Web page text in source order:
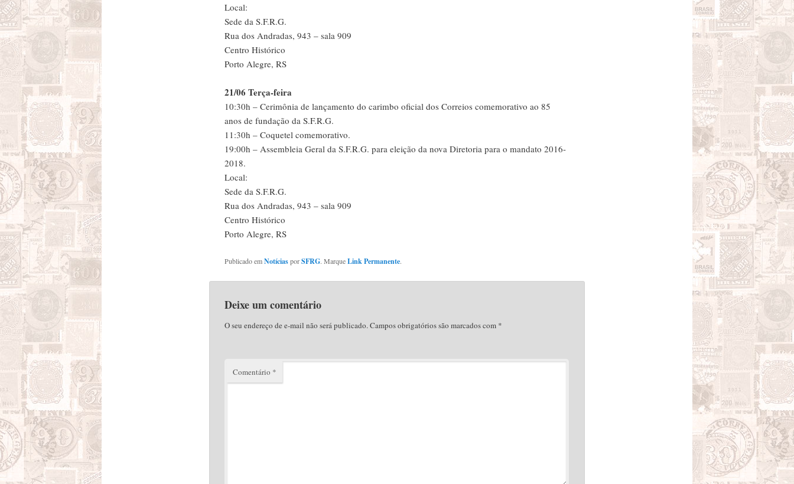
Local:
Sede da S.F.R.G.
Rua dos Andradas, 943 – sala 909
Centro Histórico
Porto Alegre, RS
21/06 Terça-feira
10:30h – Cerimônia de lançamento do carimbo oficial dos Correios comemorativo ao 85
anos de fundação da S.F.R.G.
11:30h – Coquetel comemorativo.
19:00h – Assembleia Geral da S.F.R.G. para eleição da nova Diretoria para o mandato 2016-
2018.
Local:
Sede da S.F.R.G.
Rua dos Andradas, 943 – sala 909
Centro Histórico
Porto Alegre, RS
Publicado emNotíciasporSFRG. MarqueLink Permanente.
Deixe um comentário
O seu endereço de e-mail não será publicado.Campos obrigatórios são marcados com *
Comentário *